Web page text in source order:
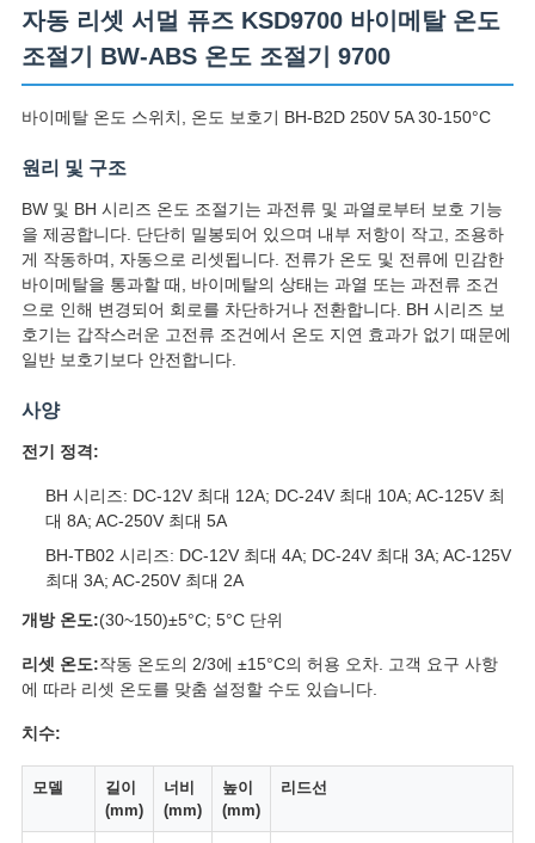
처
뉴
스
모
든
케
이
스
SITEMAP
PRIVACY
POLICY
자동 리셋 서멀 퓨즈 KSD9700 바이메탈 온도
조절기 BW-ABS 온도 조절기 9700
바이메탈 온도 스위치, 온도 보호기 BH-B2D 250V 5A 30-150°C
원리 및 구조
BW 및 BH 시리즈 온도 조절기는 과전류 및 과열로부터 보호 기능
을 제공합니다. 단단히 밀봉되어 있으며 내부 저항이 작고, 조용하
게 작동하며, 자동으로 리셋됩니다. 전류가 온도 및 전류에 민감한
바이메탈을 통과할 때, 바이메탈의 상태는 과열 또는 과전류 조건
으로 인해 변경되어 회로를 차단하거나 전환합니다. BH 시리즈 보
호기는 갑작스러운 고전류 조건에서 온도 지연 효과가 없기 때문에
일반 보호기보다 안전합니다.
사양
전기 정격:
BH 시리즈: DC-12V 최대 12A; DC-24V 최대 10A; AC-125V 최
대 8A; AC-250V 최대 5A
BH-TB02 시리즈: DC-12V 최대 4A; DC-24V 최대 3A; AC-125V
최대 3A; AC-250V 최대 2A
개방 온도:(30~150)±5°C; 5°C 단위
리셋 온도:작동 온도의 2/3에 ±15°C의 허용 오차. 고객 요구 사항
에 따라 리셋 온도를 맞춤 설정할 수도 있습니다.
치수:
모델
길이
(mm)
너비
(mm)
높이
(mm)
리드선